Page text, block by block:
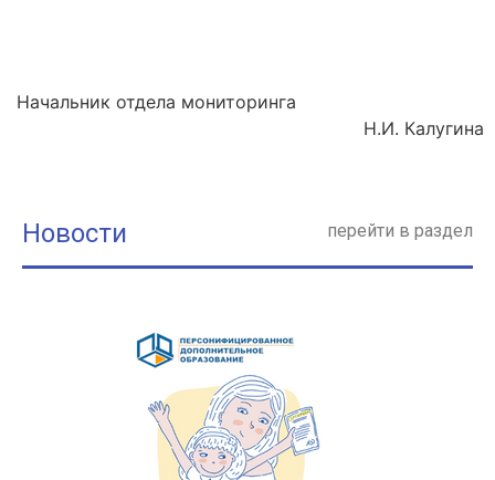
Начальник отдела мониторинга
Н.И. Калугина
Новости перейти в раздел